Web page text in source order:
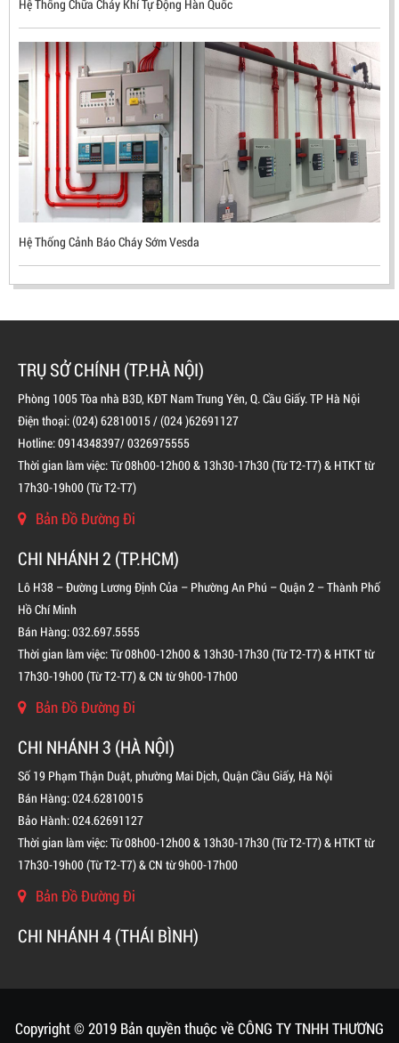
ĐẦU BÁO LỬA CHỐNG NỔ UV/IR- UX300 –
MEKASENTRON KOREA
LIÊN HỆ
Mã sản phẩm: UX300
BÌNH CHỮA CHÁY ĐỘC LẬP KHÍ FM200
BÌNH CHỮA CHÁY KHÍ FM200 CHO TỦ ĐIỆN
Hệ Thống Chữa Cháy Khí Tự Động Hàn Quốc
Hệ Thống Cảnh Báo Cháy Sớm Vesda
TRỤ SỞ CHÍNH (TP.HÀ NỘI)
Phòng 1005 Tòa nhà B3D, KĐT Nam Trung Yên, Q. Cầu Giấy. TP Hà Nội
Điện thoại: (024) 62810015 / (024 )62691127
Hotline: 0914348397/ 0326975555
Thời gian làm việc: Từ 08h00-12h00 & 13h30-17h30 (Từ T2-T7) & HTKT từ
17h30-19h00 (Từ T2-T7)
Bản Đồ Đường Đi
CHI NHÁNH 2 (TP.HCM)
Lô H38 – Đường Lương Định Của – Phường An Phú – Quận 2 – Thành Phố
Hồ Chí Minh
Bán Hàng: 032.697.5555
Thời gian làm việc: Từ 08h00-12h00 & 13h30-17h30 (Từ T2-T7) & HTKT từ
17h30-19h00 (Từ T2-T7) & CN từ 9h00-17h00
Bản Đồ Đường Đi
CHI NHÁNH 3 (HÀ NỘI)
Số 19 Phạm Thận Duật, phường Mai Dịch, Quận Cầu Giấy, Hà Nội
Bán Hàng: 024.62810015
Bảo Hành: 024.62691127
Thời gian làm việc: Từ 08h00-12h00 & 13h30-17h30 (Từ T2-T7) & HTKT từ
17h30-19h00 (Từ T2-T7) & CN từ 9h00-17h00
Bản Đồ Đường Đi
CHI NHÁNH 4 (THÁI BÌNH)
Copyright © 2019 Bản quyền thuộc về CÔNG TY TNHH THƯƠNG